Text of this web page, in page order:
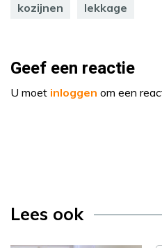
kozijnen lekkage
Geef een reactie
U moet inloggen om een
Lees ook